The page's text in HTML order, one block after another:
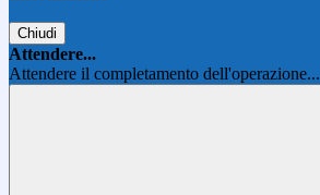
Chiudi
Attendere...
Attendere il completamento dell'operazione...